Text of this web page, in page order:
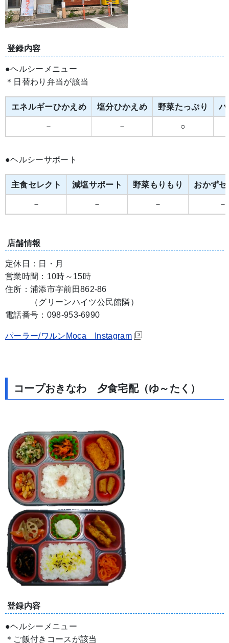
登録内容
●ヘルシーメニュー
＊日替わり弁当が該当
エネルギーひかえめ 塩分ひかえめ 野菜たっぷり バ
－ － ○
●ヘルシーサポート
主食セレクト 減塩サポート 野菜もりもり おかず
－ － － －
店舗情報
定休日：日・月
営業時間：10時～15時
住所：浦添市字前田862-86
（グリーンハイツ公民館隣）
電話番号：098-953-6990
パーラー/ワルンMoca Instagram
コープおきなわ 夕食宅配（ゆ～たく）
登録内容
●ヘルシーメニュー
＊ご飯付きコースが該当